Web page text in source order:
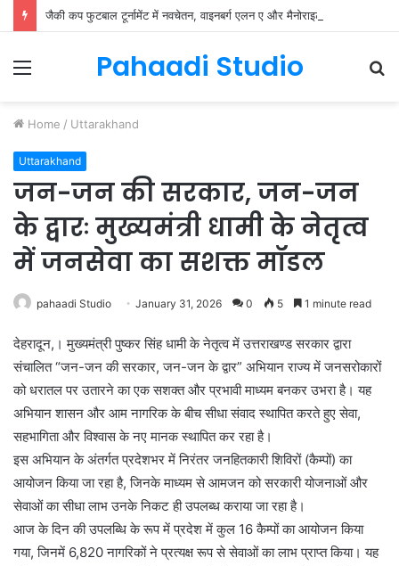
Pahaadi Studio
Home / Uttarakhand
Uttarakhand
जन-जन की सरकार, जन-जन
के द्वारः मुख्यमंत्री धामी के नेतृत्व
में जनसेवा का सशक्त मॉडल
pahaadi Studio January 31, 2026 0 5 1 minute read
देहरादून,। मुख्यमंत्री पुष्कर सिंह धामी के नेतृत्व में उत्तराखण्ड सरकार द्वारा
संचालित “जन-जन की सरकार, जन-जन के द्वार” अभियान राज्य में जनसरोकारों
को धरातल पर उतारने का एक सशक्त और प्रभावी माध्यम बनकर उभरा है। यह
अभियान शासन और आम नागरिक के बीच सीधा संवाद स्थापित करते हुए सेवा,
सहभागिता और विश्वास के नए मानक स्थापित कर रहा है।
इस अभियान के अंतर्गत प्रदेशभर में निरंतर जनहितकारी शिविरों (कैम्पों) का
आयोजन किया जा रहा है, जिनके माध्यम से आमजन को सरकारी योजनाओं और
सेवाओं का सीधा लाभ उनके निकट ही उपलब्ध कराया जा रहा है।
आज के दिन की उपलब्धि के रूप में प्रदेश में कुल 16 कैम्पों का आयोजन किया
गया, जिनमें 6,820 नागरिकों ने प्रत्यक्ष रूप से सेवाओं का लाभ प्राप्त किया। यह